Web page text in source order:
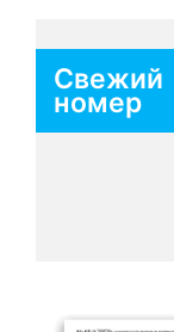
Свежий
номер